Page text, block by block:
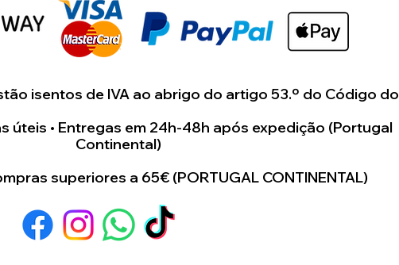
Whatshapp e Email) para
suas ideia e caso seja necessário
onde terá uma ideia de como
artigo.
para juntos criar algo
isentos de IVA ao abrigo do artigo 53.º do Código do
úteis • Entregas em 24h-48h após expedição (Portugal
Continental)
superiores a 65€ (PORTUGAL CONTINENTAL)